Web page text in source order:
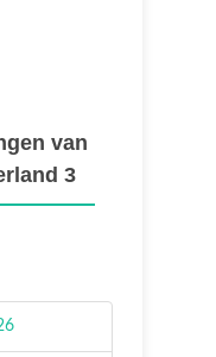
van
3